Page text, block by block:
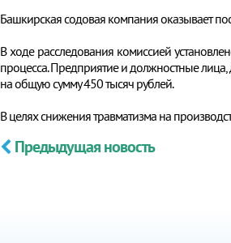
Башкирская содовая компания оказывает
В ходе расследования комиссией
процесса. Предприятие и должностные
на общую сумму 450 тысяч рублей.
В целях снижения травматизма на
Предыдущая новость